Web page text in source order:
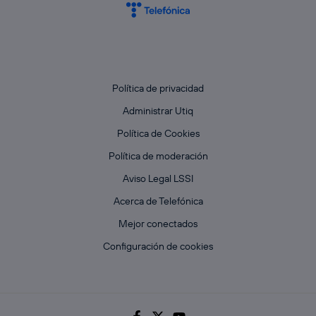
Política de privacidad
Administrar Utiq
Política de Cookies
Política de moderación
Aviso Legal LSSI
Acerca de Telefónica
Mejor conectados
Configuración de cookies